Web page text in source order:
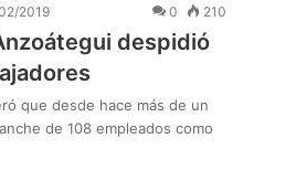
2019 0 210
despidió
que desde hace más de un
de 108 empleados como